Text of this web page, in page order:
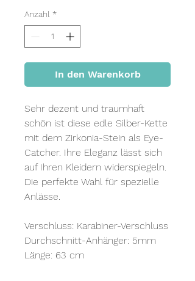
Anzahl *
In den Warenkorb
Sehr dezent und traumhaft
schön ist diese edle Silber-Kette
mit dem Zirkonia-Stein als Eye-
Catcher. Ihre Eleganz lässt sich
auf Ihren Kleidern widerspiegeln.
Die perfekte Wahl für spezielle
Anlässe.
Verschluss: Karabiner-Verschluss
Durchschnitt-Anhänger: 5mm
Länge: 63 cm